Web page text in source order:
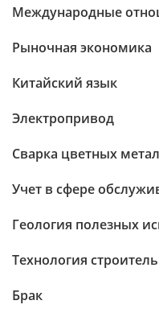
Международные
Рыночная экономика
Китайский язык
Электропривод
Сварка цветных
Учет в сфере
Геология полезных
Технология
Брак